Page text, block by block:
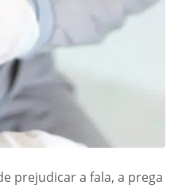
prejudicar a fala, a prega